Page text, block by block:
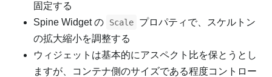
固定する
Spine Widget の
Scale
プロパティで、スケルトン
の拡大縮小を調整する
ウィジェットは基本的にアスペクト比を保とうとし
ますが、コンテナ側のサイズである程度コントロー